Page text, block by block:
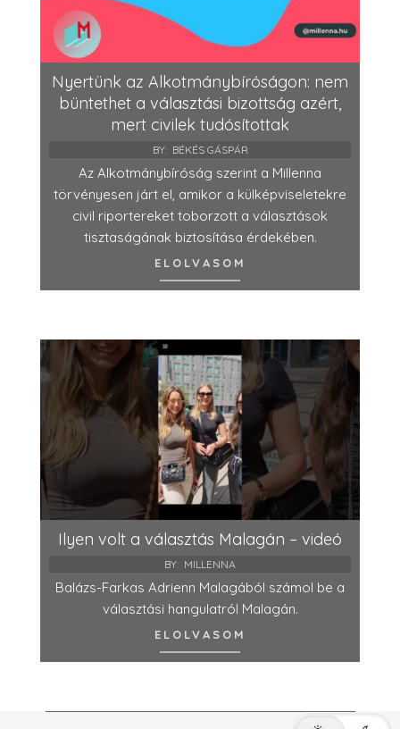
Nyertünk az Alkotmánybíróságon: nem
büntethet a választási bizottság azért,
mert civilek tudósítottak
BY: BÉKÉS GÁSPÁR
Az Alkotmánybíróság szerint a Millenna
törvényesen járt el, amikor a külképviseletekre
civil riportereket toborzott a választások
tisztaságának biztosítása érdekében.
ELOLVASOM
Ilyen volt a választás Malagán – videó
BY: MILLENNA
Balázs-Farkas Adrienn Malagából számol be a
választási hangulatról Malagán.
ELOLVASOM